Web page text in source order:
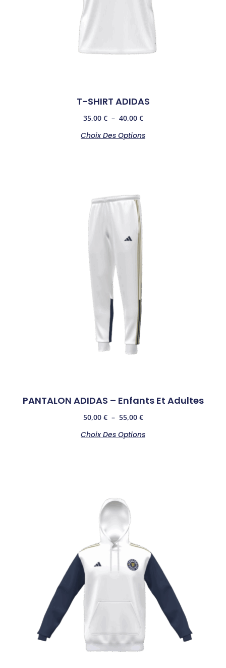
T-SHIRT ADIDAS
35,00 € – 40,00 €
Choix Des Options
PANTALON ADIDAS – Enfants Et Adultes
50,00 € – 55,00 €
Choix Des Options